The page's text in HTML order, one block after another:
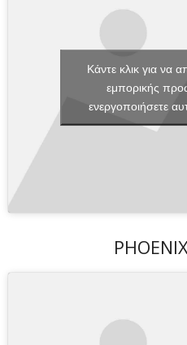
Κάντε κλικ για να
εμπορικής
ενεργοποιήσετε